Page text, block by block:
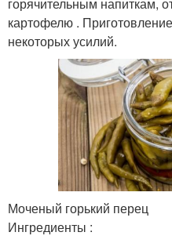
горячительным напиткам,
картофелю .
некоторых усилий.
Моченый горький перец
Ингредиенты :